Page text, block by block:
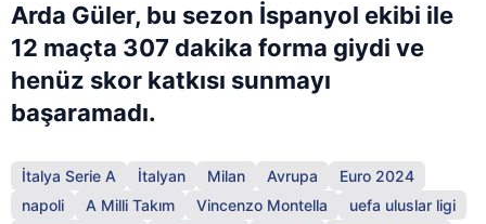
Arda Güler, bu sezon İspanyol ekibi ile
12 maçta 307 dakika forma giydi ve
henüz skor katkısı sunmayı
başaramadı.
İtalya Serie A İtalyan Milan Avrupa
Euro 2024
napoli
A Milli Takım Vincenzo Montella
uefa uluslar ligi